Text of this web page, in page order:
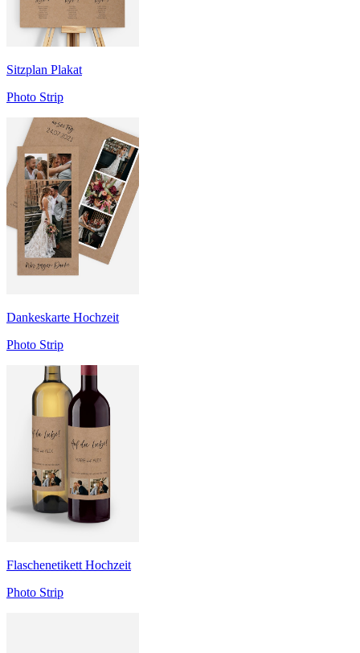
Sitzplan Plakat
Photo Strip
Dankeskarte Hochzeit
Photo Strip
Flaschenetikett Hochzeit
Photo Strip